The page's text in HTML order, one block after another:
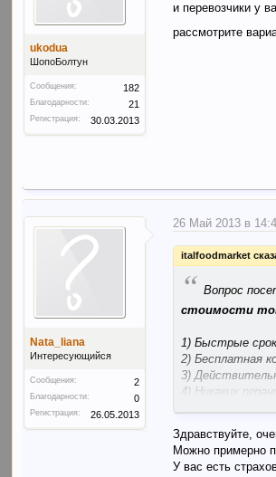
ukodua
ШопоБолтун
Сообщения: 182
Благодарности: 21
Регистрация: 30.03.2013
и перевозчики у
рассмотрите
Nata_liana
Интересующийся
Сообщения: 2
Благодарности: 0
Регистрация: 26.05.2013
26 Май 2013 в
italfoodmarket
“ Вопрос
стоимости
1) Быстрые
2) Бесплатная
3)
4) Никаких
Или такой
Здравствуйте,
Можно примерно
У вас есть